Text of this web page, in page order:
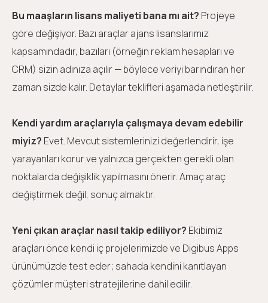
Bu maaşların lisans maliyeti bana mı ait? Projeye
göre değişiyor. Bazı araçlar ajans lisanslarımız
kapsamındadır, bazıları (örneğin reklam hesapları ve
CRM) sizin adınıza açılır — böylece veriyi barındıran her
zaman sizde kalır. Detaylar teklifleri aşamada netleştirilir.
Kendi yardım araçlarıyla çalışmaya devam edebilir
miyiz? Evet. Mevcut sistemlerinizi değerlendirir, işe
yarayanları korur ve yalnızca gerçekten gerekli olan
noktalarda değişiklik yapılmasını önerir. Amaç araç
değiştirmek değil, sonuç almaktır.
Yeni çıkan araçlar nasıl takip ediliyor? Ekibimiz
araçları önce kendi iç projelerimizde ve Digibus Apps
ürünümüzde test eder; sahada kendini kanıtlayan
çözümler müşteri stratejilerine dahil edilir.